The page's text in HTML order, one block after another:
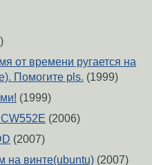
от времени ругается на
Помогите pls. (1999)
(1999)
(2006)
(2007)
на винте(ubuntu) (2007)